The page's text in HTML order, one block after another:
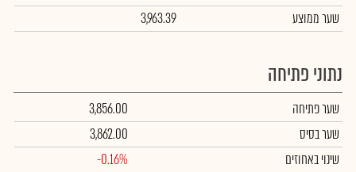
שער ממוצע
3,963.39
נתוני פתיחה
שער פתיחה
3,856.00
שער בסיס
3,862.00
שינוי באחוזים
-0.16%